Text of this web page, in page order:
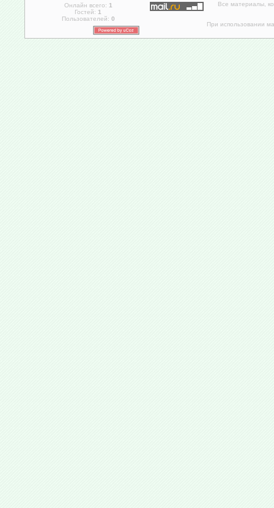
Онлайн всего: 1
Гостей: 1
Пользователей: 0
Все материалы,
При использовании